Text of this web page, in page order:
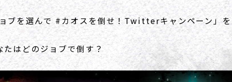
ブを選んで #カオスを倒せ！Twitterキャンペーン」を
はどのジョブで倒す？